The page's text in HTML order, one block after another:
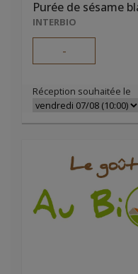
Purée de sésame
INTERBIO
-
Réception souhaitée le